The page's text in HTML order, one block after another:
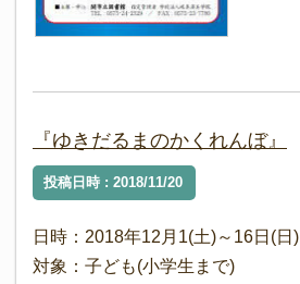
『ゆきだるまのかくれんぼ』
投稿日時 : 2018/11/20
日時：2018年12月1(土)～16日(日)
対象：子ども(小学生まで)